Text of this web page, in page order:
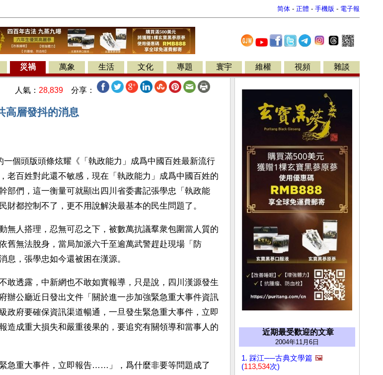
简体 - 正體 - 手機版 - 電子報
災禍 萬象 生活 文化 專題 寰宇 維權 視頻 雜談
人氣： 28,839 分享：
高層發抖的消息
一個頭版頭條炫耀《「執政能力」成爲中國百姓最新流行
老百姓對此還不敏感，現在「執政能力」成爲中國百姓的
部們，這一衡量可就顯出四川省委書記張學忠「執政能
財都控制不了，更不用說解決最基本的民生問題了。
無人搭理，忍無可忍之下，被數萬抗議羣衆包圍當人質的
舊無法脫身，當局加派六千至逾萬武警趕赴現場「防
息，張學忠如今還被困在漢源。
敢透露，中新網也不敢如實報導，只是說，四川漢源發生
辦公廳近日發出文件「關於進一步加強緊急重大事件資訊
政府要確保資訊渠道暢通，一旦發生緊急重大事件，立即
造成重大損失和嚴重後果的，要追究有關領導和當事人的
急重大事件，立即報告……」，爲什麼非要等問題成了
近期最受歡迎的文章
2004年11月6日
1. 踩江──古典文學篇 🖼️
(113,534次)